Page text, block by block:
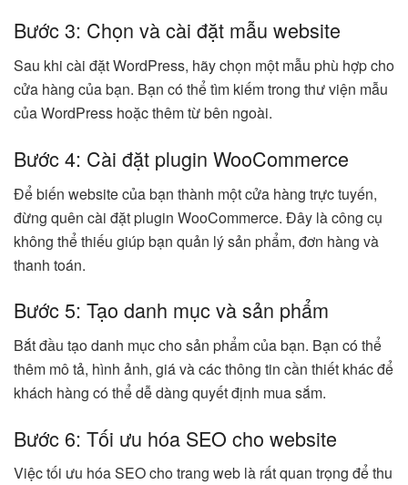
Bước 3: Chọn và cài đặt mẫu website
Sau khi cài đặt WordPress, hãy chọn một mẫu phù hợp cho
cửa hàng của bạn. Bạn có thể tìm kiếm trong thư viện mẫu
của WordPress hoặc thêm từ bên ngoài.
Bước 4: Cài đặt plugin WooCommerce
Để biến website của bạn thành một cửa hàng trực tuyến,
đừng quên cài đặt plugin WooCommerce. Đây là công cụ
không thể thiếu giúp bạn quản lý sản phẩm, đơn hàng và
thanh toán.
Bước 5: Tạo danh mục và sản phẩm
Bắt đầu tạo danh mục cho sản phẩm của bạn. Bạn có thể
thêm mô tả, hình ảnh, giá và các thông tin cần thiết khác để
khách hàng có thể dễ dàng quyết định mua sắm.
Bước 6: Tối ưu hóa SEO cho website
Việc tối ưu hóa SEO cho trang web là rất quan trọng để thu